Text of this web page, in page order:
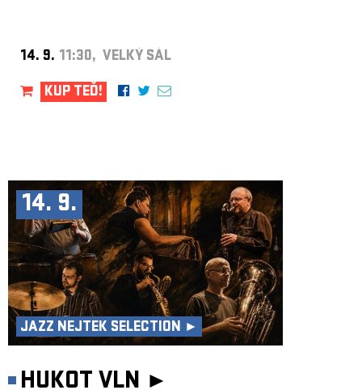
14. 9. 11:30, VELKÝ SÁL
KUP TEĎ!
14. 9.
JAZZ NEJTEK SELECTION ►
HUKOT VLN ►